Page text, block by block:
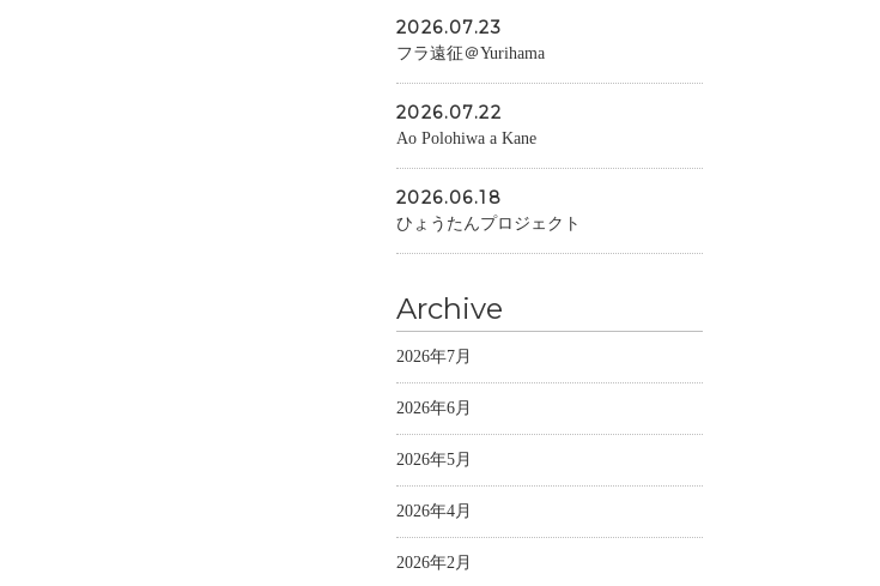
2026.07.23
フラ遠征＠Yurihama
2026.07.22
Ao Polohiwa a Kane
2026.06.18
ひょうたんプロジェクト
Archive
2026年7月
2026年6月
2026年5月
2026年4月
2026年2月